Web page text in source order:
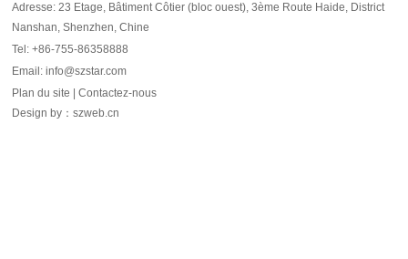
Adresse: 23 Etage, Bâtiment Côtier (bloc ouest), 3ème Route Haide, District
Nanshan, Shenzhen, Chine
Tel: +86-755-86358888
Email: info@szstar.com
Plan du site
|Contactez-nous
Design by ：szweb.cn